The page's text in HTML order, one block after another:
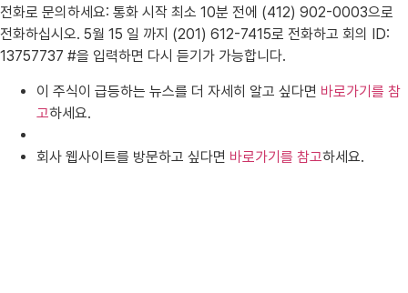
전화로 문의하세요: 통화 시작 최소 10분 전에 (412) 902-0003으로
전화하십시오. 5월 15 일 까지 (201) 612-7415로 전화하고 회의 ID:
13757737 #을 입력하면 다시 듣기가 가능합니다.
이 주식이 급등하는 뉴스를 더 자세히 알고 싶다면 바로가기를 참
고하세요.
회사 웹사이트를 방문하고 싶다면 바로가기를 참고하세요.